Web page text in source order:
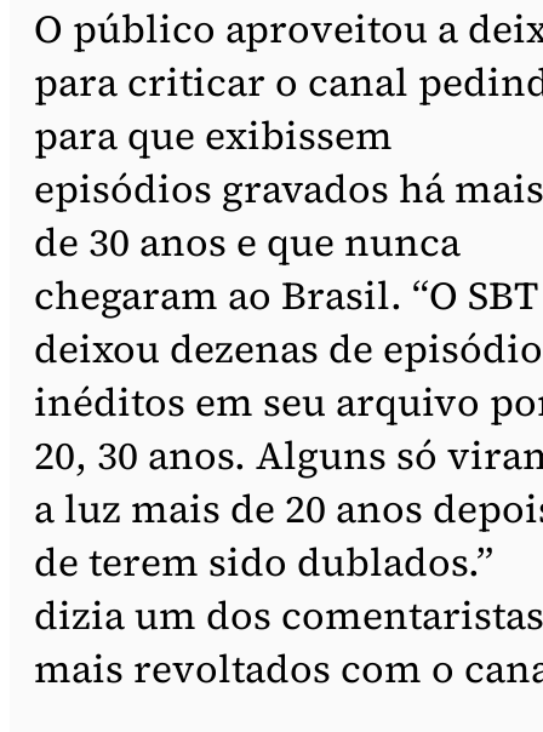
O público aproveitou a
para criticar o canal
para que exibissem
episódios gravados há mais
de 30 anos e que nunca
chegaram ao Brasil. “O SBT
deixou dezenas de
inéditos em seu arquivo
20, 30 anos. Alguns só
a luz mais de 20 anos
de terem sido dublados.”
dizia um dos comentaristas
mais revoltados com o